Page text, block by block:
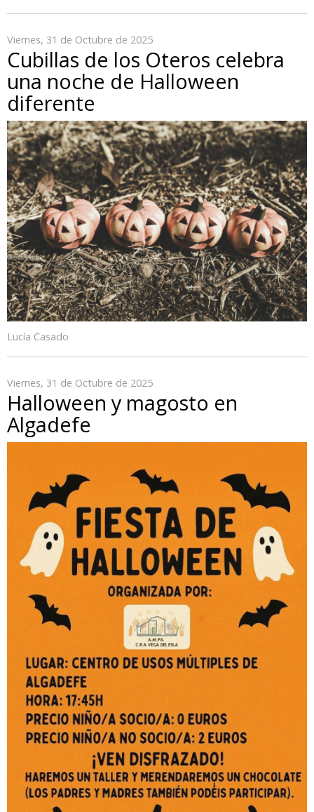
Viernes, 31 de Octubre de 2025
Cubillas de los Oteros celebra
una noche de Halloween
diferente
Lucía Casado
Viernes, 31 de Octubre de 2025
Halloween y magosto en
Algadefe